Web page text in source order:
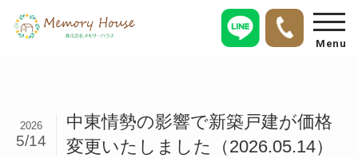
Menu
中東情勢の影響で新築戸建が価格
変更いたしました（2026.05.14）
2026
5/14